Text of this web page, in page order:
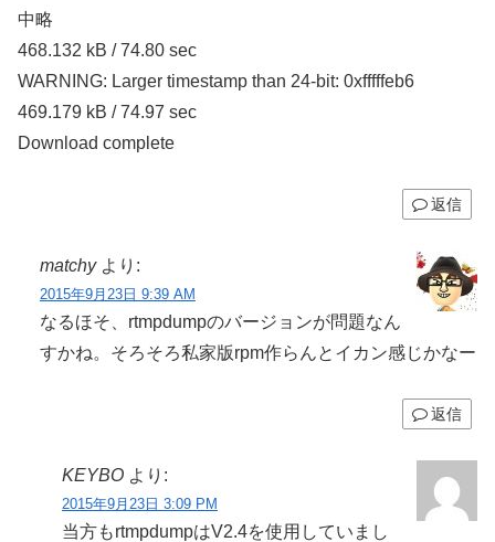
中略
468.132 kB / 74.80 sec
WARNING: Larger timestamp than 24-bit: 0xfffffeb6
469.179 kB / 74.97 sec
Download complete
返信
matchy より:
2015年9月23日 9:39 AM
なるほそ、rtmpdumpのバージョンが問題なん
すかね。そろそろ私家版rpm作らんとイカン感じかなー
返信
KEYBO より:
2015年9月23日 3:09 PM
当方もrtmpdumpはV2.4を使用していまし